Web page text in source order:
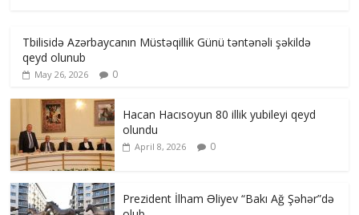
Tbilisidə Azərbaycanın Müstəqillik Günü təntənəli şəkildə
qeyd olunub
May 26, 2026 0
Hacan Hacısoyun 80 illik yubileyi qeyd
olundu
April 8, 2026 0
Prezident İlham Əliyev “Bakı Ağ Şəhər”də